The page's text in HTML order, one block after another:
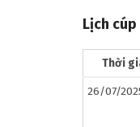
Lịch
Thời
26/07/